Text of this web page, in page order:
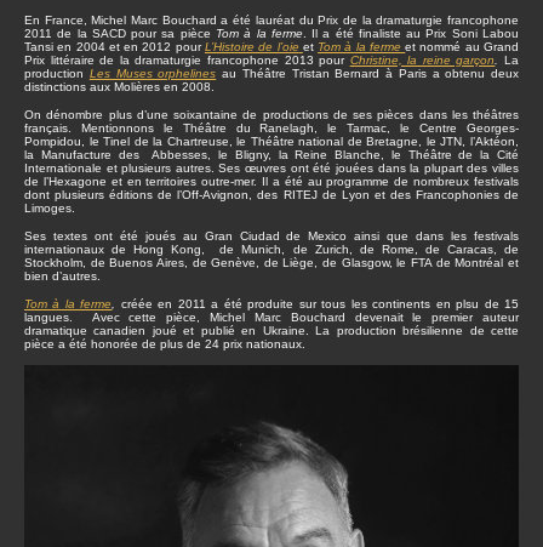
En France, Michel Marc Bouchard a été lauréat du Prix de la dramaturgie francophone
2011 de la SACD pour sa pièce Tom à la ferme. Il a été finaliste au Prix Soni Labou
Tansi en 2004 et en 2012 pourL’Histoire de l’oie et Tom à la ferme et nommé au Grand
Prix littéraire de la dramaturgie francophone 2013 pour Christine, la reine garçon .La
production Les Muses orphelines au Théâtre Tristan Bernard à Paris a obtenu deux
distinctions aux Molières en 2008.
On dénombre plus d’une soixantaine de productions de ses pièces dans les théâtres
français. Mentionnons le Théâtre du Ranelagh, le Tarmac, le Centre Georges-
Pompidou, le Tinel de la Chartreuse, le Théâtre national de Bretagne, le JTN, l’Aktéon,
la Manufacture des Abbesses, le Bligny, la Reine Blanche, le Théâtre de la Cité
Internationale et plusieurs autres. Ses œuvres ont été jouées dans la plupart des villes
de l’Hexagone et en territoires outre-mer. Il a été au programme de nombreux festivals
dont plusieurs éditions de l’Off-Avignon, des RITEJ de Lyon et des Francophonies de
Limoges.
Ses textes ont été joués au Gran Ciudad de Mexico ainsi que dans les festivals
internationaux de Hong Kong, de Munich, de Zurich, de Rome, de Caracas, de
Stockholm, de Buenos Aires, de Genève, de Liège, de Glasgow, le FTA de Montréal et
bien d’autres.
Tom à la ferme
créée en 2011 a été produite sur tous les continents en plsu de 15
langues. Avec cette pièce, Michel Marc Bouchard devenait le premier auteur
dramatique canadien joué et publié en Ukraine. La production brésilienne de cette
pièce a été honorée de plus de 24 prix nationaux.